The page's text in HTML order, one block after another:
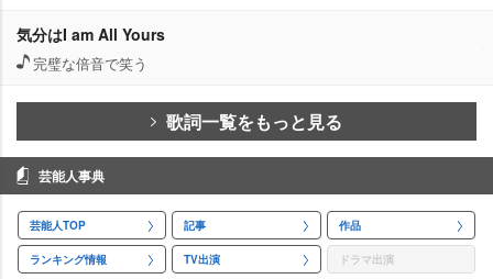
気分はI am All Yours
完璧な倍音で笑う
歌詞一覧をもっと見る
芸能人事典
芸能人TOP 記事 作品
ランキング情報 TV出演 ドラマ出演